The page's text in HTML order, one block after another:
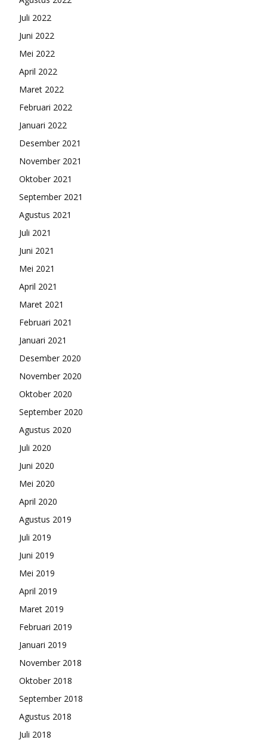
Juli 2022
Juni 2022
Mei 2022
April 2022
Maret 2022
Februari 2022
Januari 2022
Desember 2021
November 2021
Oktober 2021
September 2021
Agustus 2021
Juli 2021
Juni 2021
Mei 2021
April 2021
Maret 2021
Februari 2021
Januari 2021
Desember 2020
November 2020
Oktober 2020
September 2020
Agustus 2020
Juli 2020
Juni 2020
Mei 2020
April 2020
Agustus 2019
Juli 2019
Juni 2019
Mei 2019
April 2019
Maret 2019
Februari 2019
Januari 2019
November 2018
Oktober 2018
September 2018
Agustus 2018
Juli 2018